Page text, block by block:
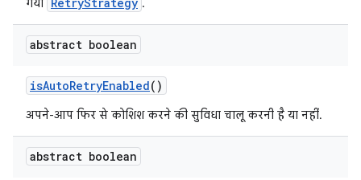
गया
.
abstract boolean
isAutoRetryEnabled()
अपने-आप फिर से कोशिश करने की सुविधा चालू करनी है या नहीं.
abstract boolean